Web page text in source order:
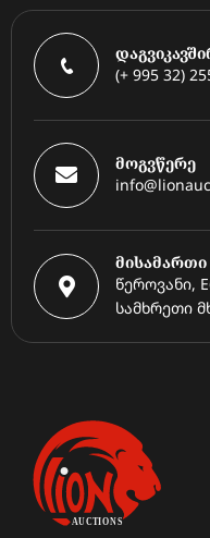
(+ 995 32)
მოგვწერე
მისამართი
წეროვანი,
სამხრეთი